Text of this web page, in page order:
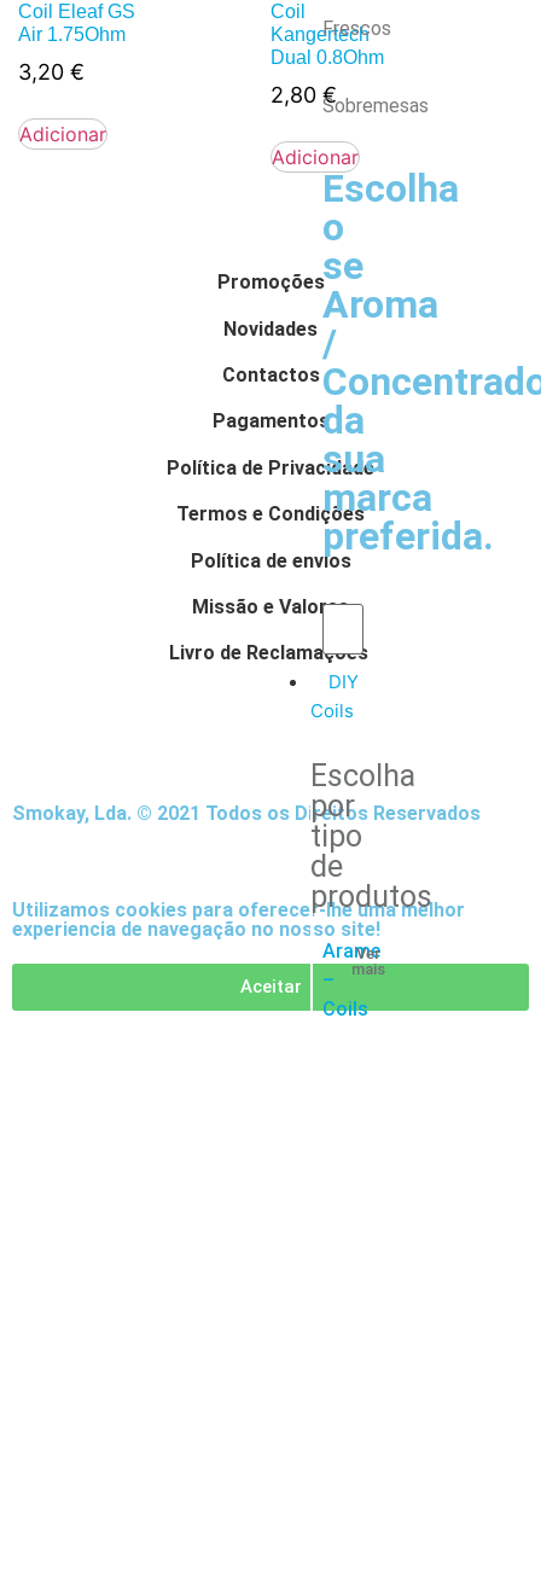
Frescos
Sobremesas
Escolha
o
se
Aroma
/
da
sua
marca
preferida.
DIY
Coils
Escolha
por
tipo
de
produtos
Arame
–
Coils
Ver
mais
Coil Eleaf GS
Air 1.75Ohm
3,20 €
Adicionar
Coil
Kangertech
Dual 0.8Ohm
2,80 €
Adicionar
Promoções
Novidades
Contactos
Pagamentos
Política de Privacidade
Termos e Condições
Política de envios
Missão e Valores
Livro de Reclamações
Smokay, Lda. © 2021 Todos os Direitos Reservados
Utilizamos cookies para oferecer-lhe uma melhor
experiencia de navegação no nosso site!
Aceitar